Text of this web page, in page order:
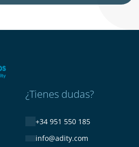
¿Tienes dudas?
+34 951 550 185
info@adity.com